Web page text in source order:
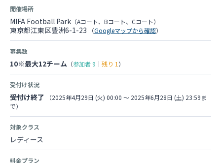
開催場所
MIFA Football Park （Aコート、Bコート、Cコート）
東京都江東区豊洲6-1-23 （Googleマップから確認）
募集数
10※最大12チーム （参加者9 ｜ 残り 1 ）
受付け状況
受付け終了
（2025年4月29日 (火) 00:00 〜 2025年6月28日 (土) 23:59ま
で）
対象クラス
レディース
料金プラン